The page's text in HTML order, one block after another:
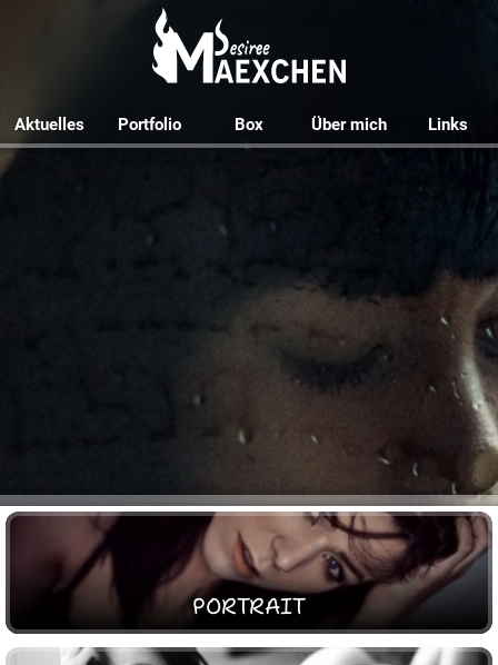
Aktuelles Portfolio Box Über mich Links
PORTRAIT